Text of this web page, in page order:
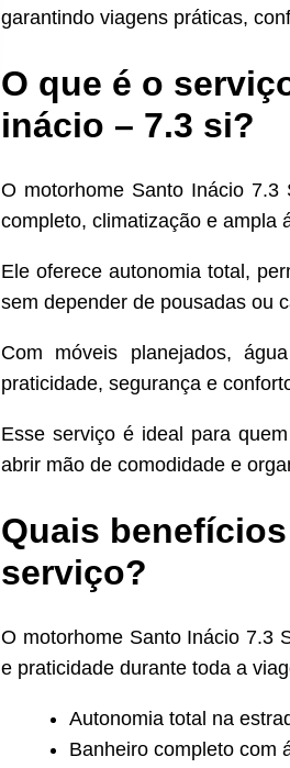
garantindo viagens práticas,
O que é o
inácio – 7.3 si?
O motorhome Santo Inácio
completo, climatização e ampla
Ele oferece autonomia total,
sem depender de pousadas ou
Com móveis planejados,
praticidade, segurança e
Esse serviço é ideal para
abrir mão de comodidade e
Quais
serviço?
O motorhome Santo Inácio 7.3
e praticidade durante toda a
Autonomia total na
Banheiro completo com